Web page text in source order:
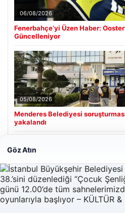
06/08/2026
Fenerbahçe’yi Üzen Haber:
Güncelleniyor
05/08/2026
Menderes Belediyesi
yakalandı
Son Eklenen Firmalar
Hastaş Beton
26/05/2026
Göz Atın